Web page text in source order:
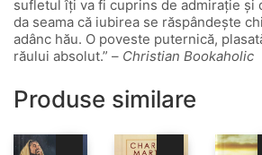
sufletul îți va fi cuprins de admirație și
da seama că iubirea se răspândește
adânc hău. O poveste puternică,
răului absolut.” – Christian Bookaholic
Produse similare